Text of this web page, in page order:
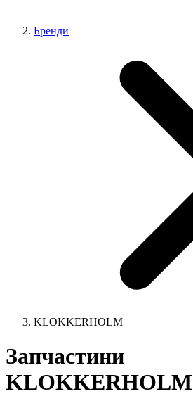
Бренди
KLOKKERHOLM
Запчастини
KLOKKERHOLM